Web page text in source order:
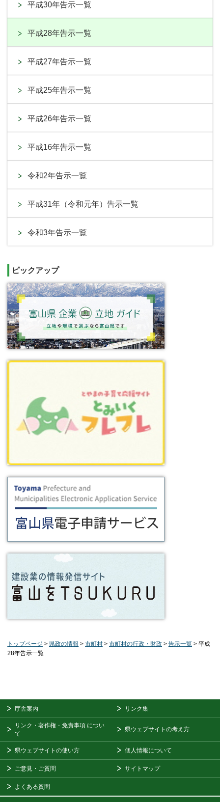
平成30年告示一覧
平成28年告示一覧
平成27年告示一覧
平成25年告示一覧
平成26年告示一覧
平成16年告示一覧
令和2年告示一覧
平成31年（令和元年）告示一覧
令和3年告示一覧
ピックアップ
トップページ > 県政の情報 > 市町村 > 市町村の行政・財政 > 告示一覧 > 平成
28年告示一覧
庁舎案内 リンク集
リンク・著作権・免責事項 につい
て
県ウェブサイトの考え方
県ウェブサイトの使い方 個人情報について
ご意見・ご質問 サイトマップ
よくある質問